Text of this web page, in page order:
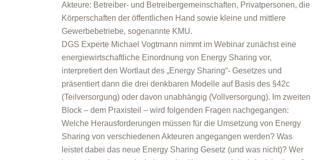
Akteure: Betreiber- und Betreibergemeinschaften, Privatpersonen, die
Körperschaften der öffentlichen Hand sowie kleine und mittlere
Gewerbebetriebe, sogenannte KMU.
DGS Experte Michael Vogtmann nimmt im Webinar zunächst eine
energiewirtschaftliche Einordnung von Energy Sharing vor,
interpretiert den Wortlaut des „Energy Sharing“- Gesetzes und
präsentiert dann die drei denkbaren Modelle auf Basis des §42c
(Teilversorgung) oder davon unabhängig (Vollversorgung). Im zweiten
Block – dem Praxisteil – wird folgenden Fragen nachgegangen:
Welche Herausforderungen müssen für die Umsetzung von Energy
Sharing von verschiedenen Akteuren angegangen werden? Was
leistet dabei das neue Energy Sharing Gesetz (und was nicht)? Wer